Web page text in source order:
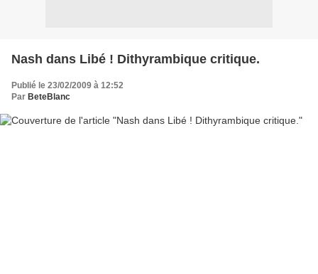
Nash dans Libé ! Dithyrambique critique.
Publié le 23/02/2009 à 12:52
Par BeteBlanc